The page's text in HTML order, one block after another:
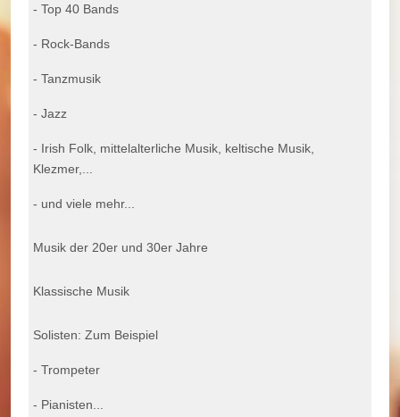
- Top 40 Bands
- Rock-Bands
- Tanzmusik
- Jazz
- Irish Folk, mittelalterliche Musik, keltische Musik,
Klezmer,...
- und viele mehr...
Musik der 20er und 30er Jahre
Klassische Musik
Solisten: Zum Beispiel
- Trompeter
- Pianisten...